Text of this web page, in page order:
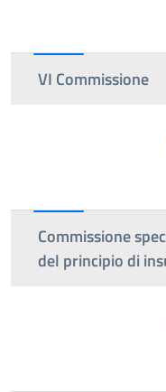
VI Commissione
Commissione
del principio di